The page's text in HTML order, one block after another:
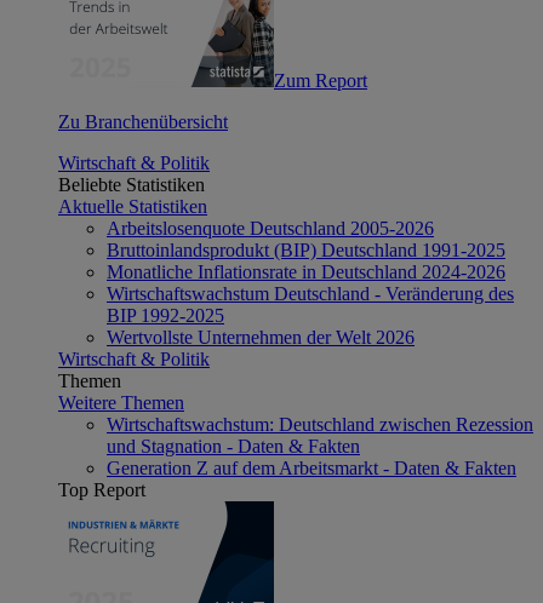
Zum Report
Zu Branchenübersicht
Wirtschaft & Politik
Beliebte Statistiken
Aktuelle Statistiken
Arbeitslosenquote Deutschland 2005-2026
Bruttoinlandsprodukt (BIP) Deutschland 1991-2025
Monatliche Inflationsrate in Deutschland 2024-2026
Wirtschaftswachstum Deutschland - Veränderung des
BIP 1992-2025
Wertvollste Unternehmen der Welt 2026
Wirtschaft & Politik
Themen
Weitere Themen
Wirtschaftswachstum: Deutschland zwischen Rezession
und Stagnation - Daten & Fakten
Generation Z auf dem Arbeitsmarkt - Daten & Fakten
Top Report